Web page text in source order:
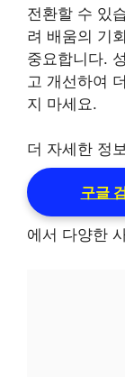
전환할 수 있
려 배움의 기
중요합니다.
고 개선하여
지 마세요.
더 자세한 정
구글
에서 다양한